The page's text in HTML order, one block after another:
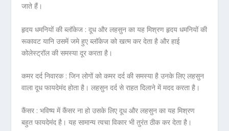
जाते हैं।
हृदय धमनियों की ब्लॉकेज :दूध और लहसुन का यह मिश्रण हृदय धमनियों की
रूकावट यानि उसमें जमे हुए ब्लॉकेज को खत्म कर देता है और हाई
कोलेस्ट्रॉल की समस्या दूर करता है।
कमर दर्द निवारक :जिन लोगों को कमर दर्द की समस्या है उनके लिए लहसुन
वाला दूध फायदेमंद होता है। लहसुन दर्द से राहत दिलाने में मदद करता है।
कैंसर :भविष्य में कैंसर ना हो उसके लिए दूध और लहसुन का यह मिश्रण
बहुत फायदेमंद है। यह सामान्य त्वचा विकार भी तुरंत ठीक कर देता है।